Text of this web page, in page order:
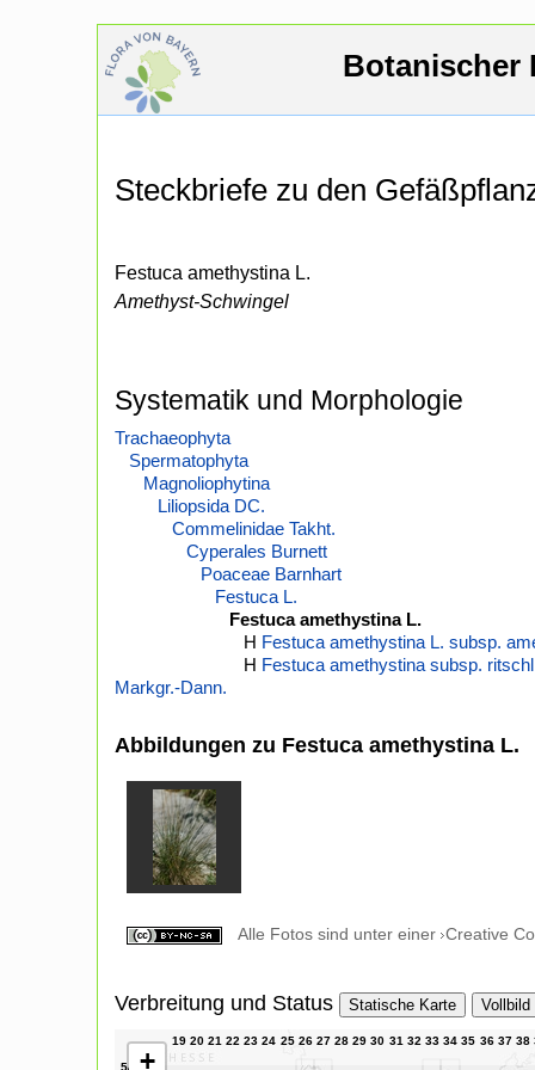
Botanischer
Steckbriefe zu den
Festuca amethystina L.
Amethyst-Schwingel
Systematik und Morphologie
Trachaeophyta
Spermatophyta
Magnoliophytina
Liliopsida DC.
Commelinidae Takht.
Cyperales Burnett
Poaceae Barnhart
Festuca L.
Festuca amethystina L.
H Festuca amethystina L. subsp.
H Festuca amethystina subsp.
Markgr.-Dann.
Abbildungen zu Festuca amethystina L.
Alle Fotos sind unter einer Creative
Verbreitung und Status Statische Karte Vollbild
+